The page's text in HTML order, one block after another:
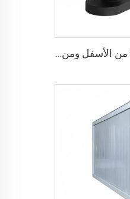
قفل تويست للحاويات الشحنية ISO من الأسفل ومن الجانب & قفل زاوية لتثبيت البضائع